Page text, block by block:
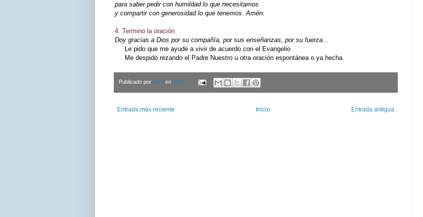
para saber pedir con humildad lo que necesitamos
y compartir con generosidad lo que tenemos. Amén.
4. Termino la oración
Doy gracias a Dios por su compañía, por sus enseñanzas, por su fuerza...
Le pido que me ayude a vivir de acuerdo con el Evangelio
Me despido rezando el Padre Nuestro u otra oración espontánea o ya hecha.
Publicado por Satu en 0:00
Entrada más reciente Entrada antigua
Inicio